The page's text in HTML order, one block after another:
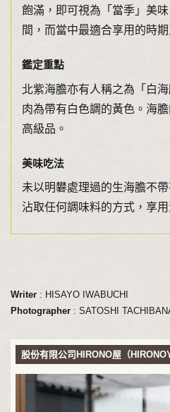
飽滿，即可視為「當季」美
間，而當中最適合享用的時
鑑定重點
北紫海膽亦有人稱之為「白
肉為帶有白色調的黃色。海
高級品。
美味吃法
未以明礬處理過的生海膽不
沾取任何調味料的方式，享
Writer: HISAYO IWABUCHI
Photographer: SATOSHI
股份有限公司HIRONO屋（